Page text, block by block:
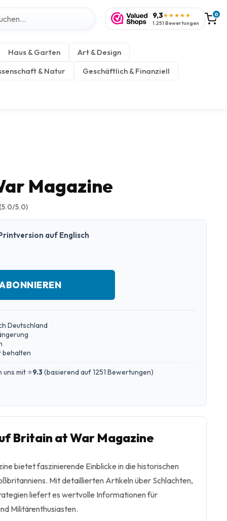
9,3★★★★★
1.251 Bewertungen
0
Haus & Garten
Art & Design
& Natur
Geschäftlich & Finanziell
Magazine
5.0)
auf Englisch
Deutschland
behalten
mit ⭐9.3(basierend auf 1251 Bewertungen)
Britain at War Magazine
bietet faszinierende Einblicke in die historischen
Mit detaillierten Artikeln über Schlachten,
liefert es wertvolle Informationen für
Militärenthusiasten.